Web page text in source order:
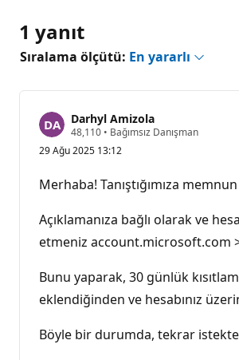
1 yanıt
Sıralama ölçütü: En yararlı
Darhyl Amizola
48,110 S
y
ı
n
ı
k
p
u
n
• Bağımsız Danışman
29 Ağu 2025 13:12
Merhaba! Tanıştığımıza
Açıklamanıza bağlı olarak ve
etmeniz account.microsoft.com
Bunu yaparak, 30 günlük
eklendiğinden ve hesabınız
Böyle bir durumda, tekrar